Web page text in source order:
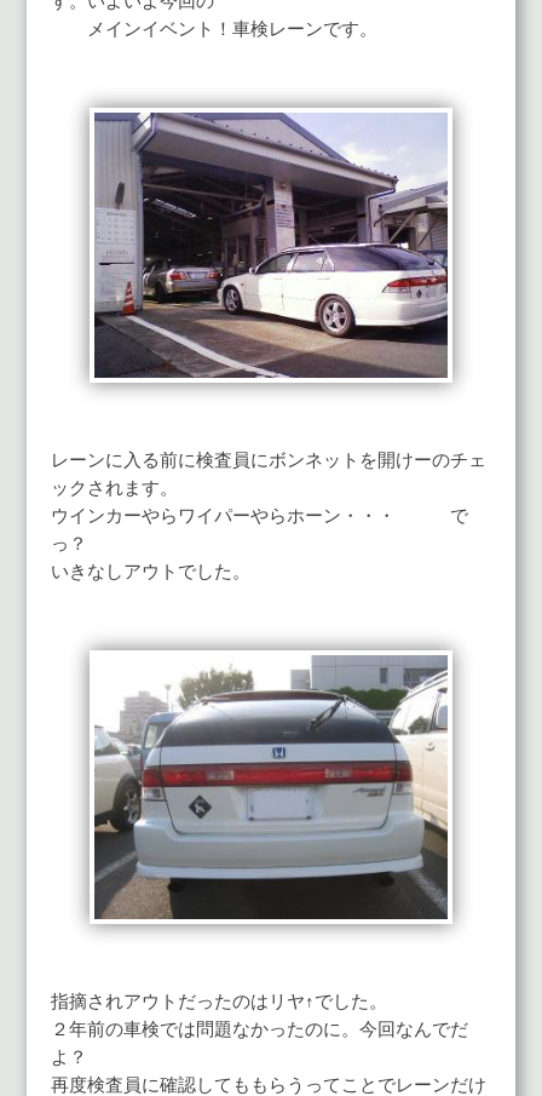
メインイベント！車検レーンです。
レーンに入る前に検査員にボンネットを開けーのチェ
ックされます。
ウインカーやらワイパーやらホーン・・・ で
っ？
いきなしアウトでした。
指摘されアウトだったのはリヤ↑でした。
２年前の車検では問題なかったのに。今回なんでだ
よ？
再度検査員に確認してももらうってことでレーンだけ